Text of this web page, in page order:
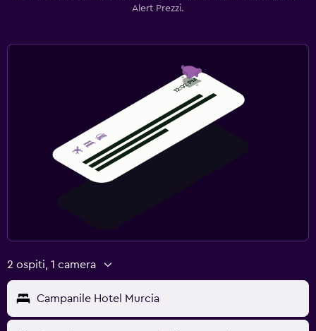
Alert Prezzi.
2 ospiti, 1 camera
Campanile Hotel Murcia